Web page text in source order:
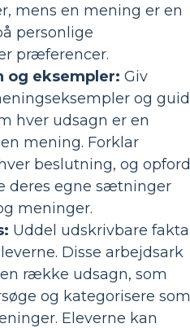
mens en mening er en
personlige
præferencer.
og eksempler: Giv
og
hver udsagn er en
mening. Forklar
beslutning, og
deres egne sætninger
meninger.
Uddel udskrivbare
Disse arbejdsark
række udsagn, som
og kategorisere som
Eleverne kan